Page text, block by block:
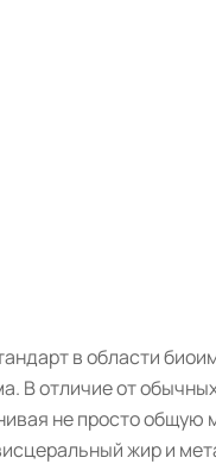
в области
В отличие от
не просто
жир и